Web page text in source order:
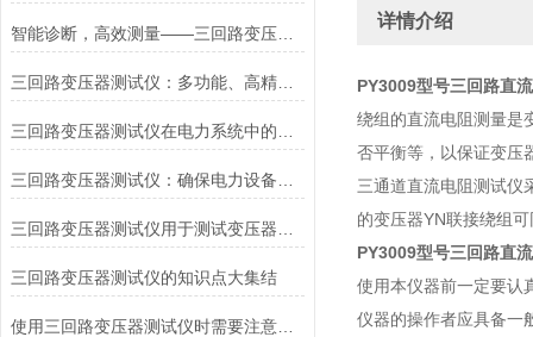
智能诊断，高效测量——三回路变压器测试仪重塑电力检测
三回路变压器测试仪：多功能、高精度的变压器检测工具
三回路变压器测试仪的知识点大集结
使用三回路变压器测试仪时需要注意什么？
详情介绍
PY3009型号三回路直
绕组的直流电阻测量是
否平衡等，以保证变压
三通道直流电阻测试仪
的变压器YN联接绕组
PY3009型号三回路直
使用本仪器前一定要认
仪器的操作者应具备一